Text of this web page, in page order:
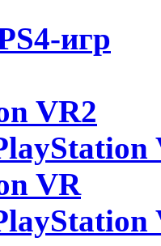
игр
VR2
VR